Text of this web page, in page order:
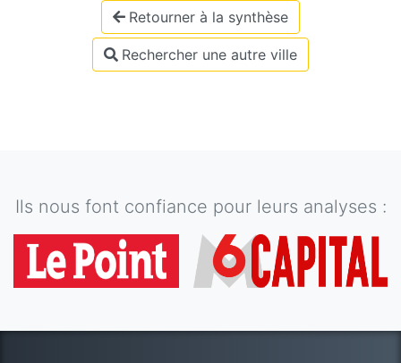
Retourner à la synthèse
Rechercher une autre ville
Ils nous font confiance pour leurs analyses :